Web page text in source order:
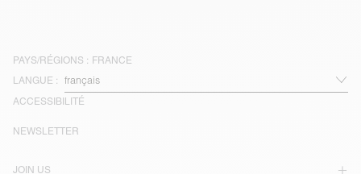
PAYS/RÉGIONS : FRANCE
LANGUE :
ACCESSIBILITÉ
JOIN US
NEWSLETTER